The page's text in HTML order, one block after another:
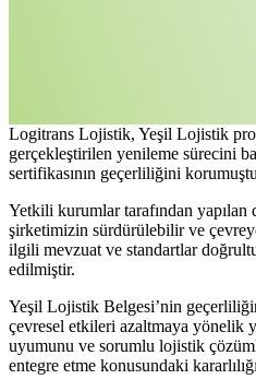
Logitrans Lojistik, Yeşil Lojistik
gerçekleştirilen yenileme sürecini
sertifikasının geçerliliğini
Yetkili kurumlar tarafından yapılan
şirketimizin sürdürülebilir ve
ilgili mevzuat ve standartlar
edilmiştir.
Yeşil Lojistik Belgesi’nin
çevresel etkileri azaltmaya yönelik
uyumunu ve sorumlu lojistik
entegre etme konusundaki